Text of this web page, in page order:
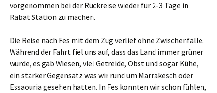
vorgenommen bei der Rückreise wieder für 2-3 Tage in
Rabat Station zu machen.
Die Reise nach Fes mit dem Zug verlief ohne Zwischenfälle.
Während der Fahrt fiel uns auf, dass das Land immer grüner
wurde, es gab Wiesen, viel Getreide, Obst und sogar Kühe,
ein starker Gegensatz was wir rund um Marrakesch oder
Essaouria gesehen hatten. In Fes konnten wir schon fühlen,